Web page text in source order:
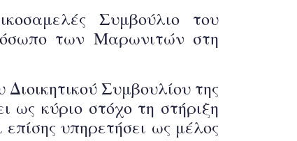
Συμβούλιο του
των Μαρωνιτών στη
Συμβουλίου της
ως κύριο στόχο τη στήριξη
υπηρετήσει ως μέλος